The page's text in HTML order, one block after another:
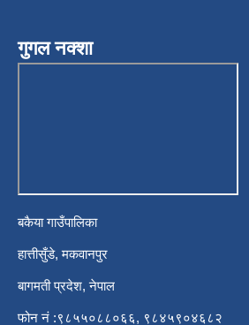
गुगल नक्शा
बकैया गाउँपालिका
हात्तीसुँडे, मकवानपुर
बागमती प्रदेश, नेपाल
फोन नं :९८५५०८८०६६, ९८४५९०४६८२